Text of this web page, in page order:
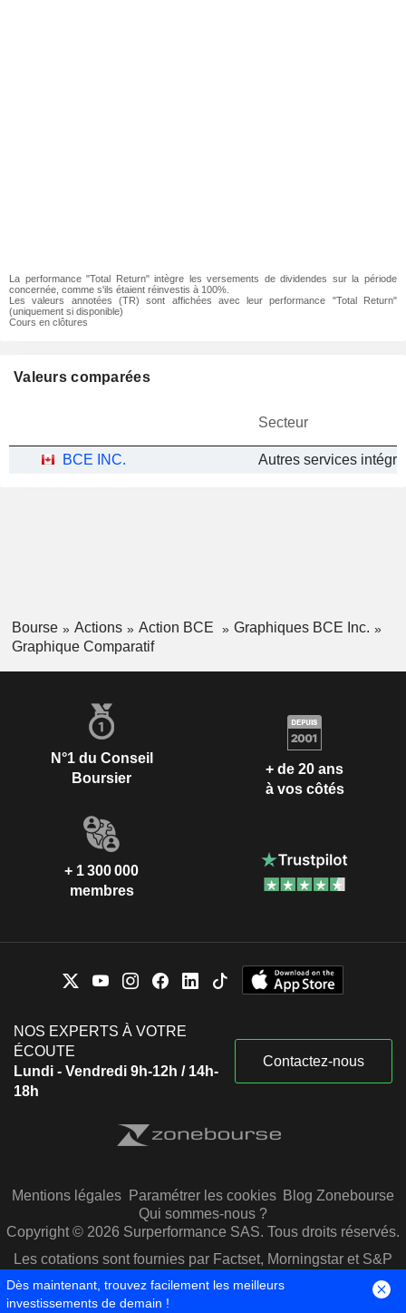
La performance "Total Return" intègre les versements de dividendes sur la période
concernée, comme s'ils étaient réinvestis à 100%.
Les valeurs annotées (TR) sont affichées avec leur performance "Total Return"
(uniquement si disponible)
Cours en clôtures
Valeurs comparées
Secteur
BCE INC.
Bourse Actions Action BCE
Graphiques BCE Inc.
Graphique Comparatif
N°1 du Conseil
Boursier
+ de 20 ans
à vos côtés
+ 1 300 000
membres
NOS EXPERTS À VOTRE
ÉCOUTE
Lundi - Vendredi 9h-12h / 14h-
18h
Contactez-nous
Mentions légales Paramétrer les cookies Blog Zonebourse
Qui sommes-nous ?
Copyright © 2026 Surperformance SAS. Tous droits réservés.
Les cotations sont fournies par Factset, Morningstar et S&P
Capital IQ
Dès maintenant, trouvez facilement les meilleurs
investissements de demain !